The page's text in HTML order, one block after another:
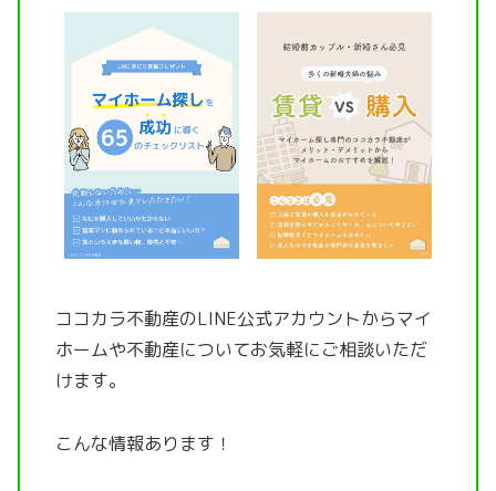
ココカラ不動産のLINE公式アカウントからマイ
ホームや不動産についてお気軽にご相談いただ
けます。
こんな情報あります！